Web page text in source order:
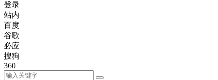
登录
站内
百度
谷歌
必应
搜狗
360